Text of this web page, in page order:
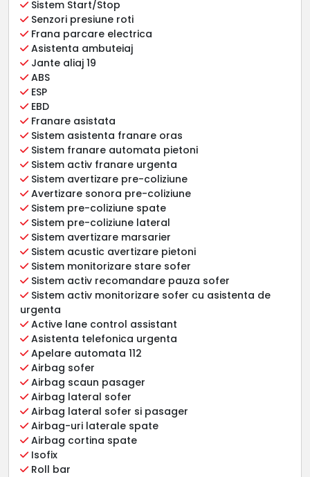
Sistem Start/Stop
Senzori presiune roti
Frana parcare electrica
Asistenta ambuteiaj
Jante aliaj 19
ABS
ESP
EBD
Franare asistata
Sistem asistenta franare oras
Sistem franare automata pietoni
Sistem activ franare urgenta
Sistem avertizare pre-coliziune
Avertizare sonora pre-coliziune
Sistem pre-coliziune spate
Sistem pre-coliziune lateral
Sistem avertizare marsarier
Sistem acustic avertizare pietoni
Sistem monitorizare stare sofer
Sistem activ recomandare pauza sofer
Sistem activ monitorizare sofer cu asistenta de
urgenta
Active lane control assistant
Asistenta telefonica urgenta
Apelare automata 112
Airbag sofer
Airbag scaun pasager
Airbag lateral sofer
Airbag lateral sofer si pasager
Airbag-uri laterale spate
Airbag cortina spate
Isofix
Roll bar